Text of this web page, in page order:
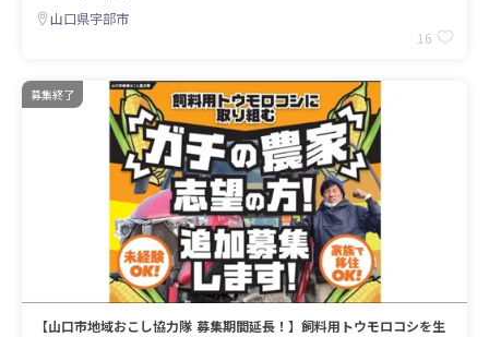
山口県宇部市
16
募集終了
【山口市地域おこし協力隊 募集期間延長！】飼料用トウモロコシを生